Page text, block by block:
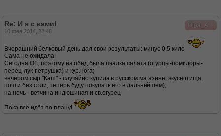
Olga_A
Re: И я с вами!
10 фев 2014, 22:48
Вчерашний белковый день дал свои результаты: минус 0,5 кило
Сама не ожидала!
Сегодня ОБ, поэтому на обед была пиалка салата (огурцы-помидоры-
перец-лук-петрушка) и кур.нога;
вечером сыр "Каш" - случайно купила в русском магазине, вкуснотища,
почти без соли, теперь буду покупать его в дальнейшем);
на ночь - ветчина индюшиная и св.огурец
Пока всё идёт по плану!